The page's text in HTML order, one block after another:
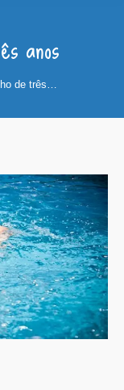
anos
de três…